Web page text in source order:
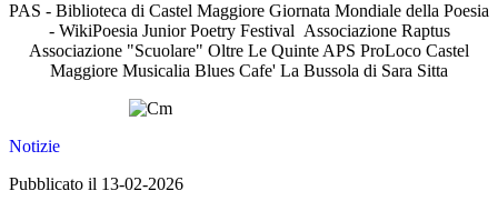
PAS - Biblioteca di Castel Maggiore Giornata Mondiale della Poesia
- WikiPoesia Junior Poetry Festival Associazione Raptus
Associazione "Scuolare" Oltre Le Quinte APS ProLoco Castel
Maggiore Musicalia Blues Cafe' La Bussola di Sara Sitta
Notizie
Pubblicato il 13-02-2026